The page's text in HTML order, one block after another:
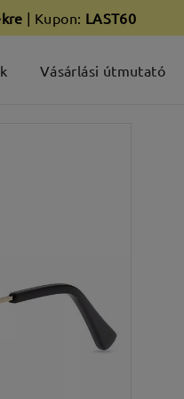
| Kupon: LAST60
Vásárlási útmutató